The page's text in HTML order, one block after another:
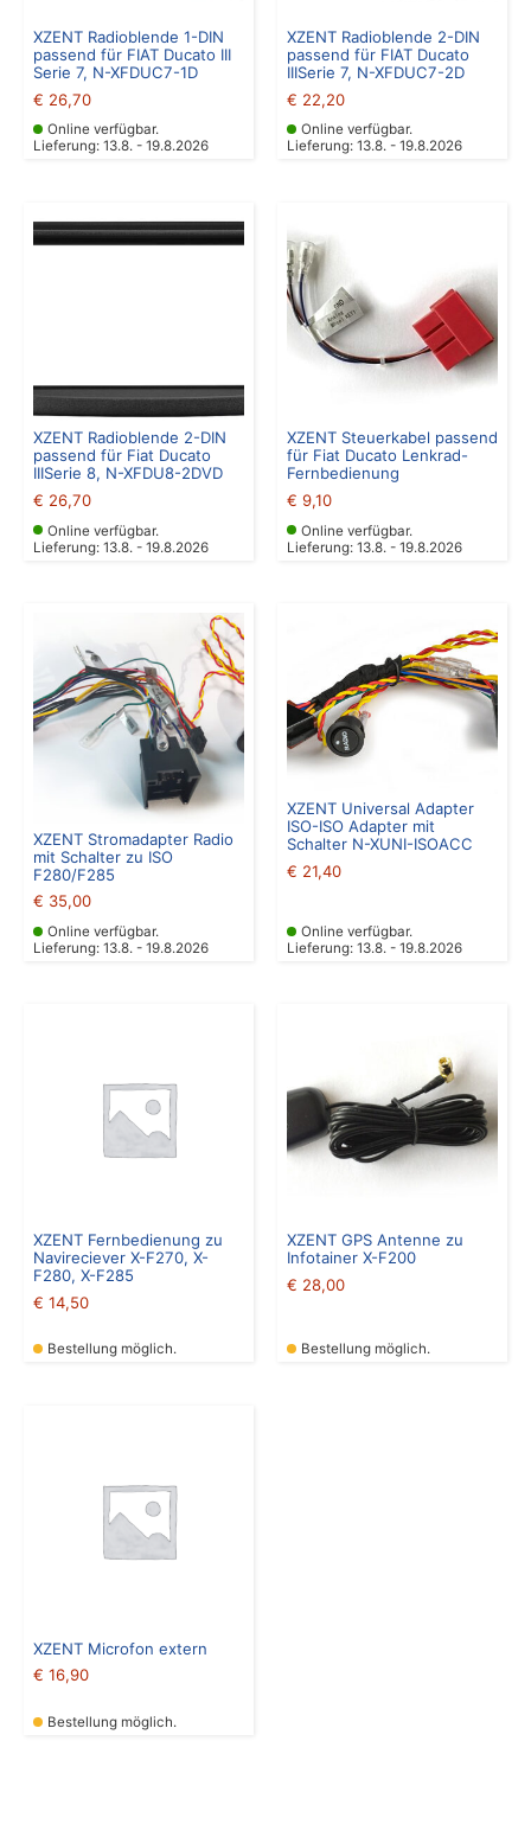
XZENT Radioblende 1-DIN
passend für FIAT Ducato III
Serie 7, N-XFDUC7-1D
€ 26,70
Online verfügbar.
Lieferung: 13.8. - 19.8.2026
XZENT Radioblende 2-DIN
passend für FIAT Ducato
IIISerie 7, N-XFDUC7-2D
€ 22,20
Online verfügbar.
Lieferung: 13.8. - 19.8.2026
XZENT Radioblende 2-DIN
passend für Fiat Ducato
IIISerie 8, N-XFDU8-2DVD
€ 26,70
Online verfügbar.
Lieferung: 13.8. - 19.8.2026
XZENT Steuerkabel passend
für Fiat Ducato Lenkrad-
Fernbedienung
€ 9,10
Online verfügbar.
Lieferung: 13.8. - 19.8.2026
XZENT Stromadapter Radio
mit Schalter zu ISO
F280/F285
€ 35,00
Online verfügbar.
Lieferung: 13.8. - 19.8.2026
XZENT Universal Adapter
ISO-ISO Adapter mit
Schalter N-XUNI-ISOACC
€ 21,40
Online verfügbar.
Lieferung: 13.8. - 19.8.2026
XZENT Fernbedienung zu
Navireciever X-F270, X-
F280, X-F285
€ 14,50
Bestellung möglich.
XZENT GPS Antenne zu
Infotainer X-F200
€ 28,00
Bestellung möglich.
XZENT Microfon extern
€ 16,90
Bestellung möglich.